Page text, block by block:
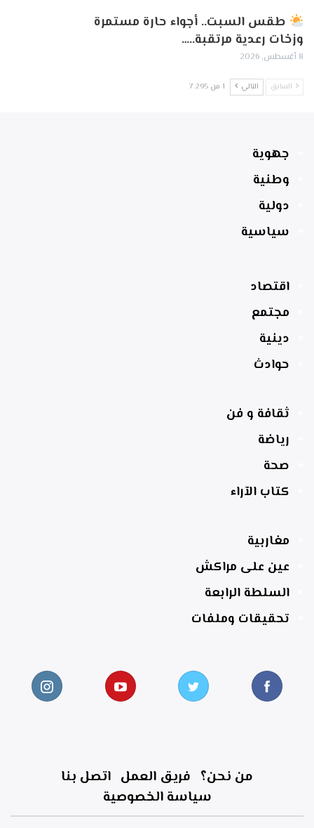
طقس السبت.. أجواء حارة مستمرة
وزخات رعدية مرتقبة..…
8 أغسطس, 2026
السابق التالي 1 من 7٬295
جهوية
وطنية
دولية
سياسية
اقتصاد
مجتمع
دينية
حوادث
ثقافة و فن
رياضة
صحة
كتاب الآراء
مغاربية
عين على مراكش
السلطة الرابعة
تحقيقات وملفات
من نحن؟ فريق العمل اتصل بنا
سياسة الخصوصية